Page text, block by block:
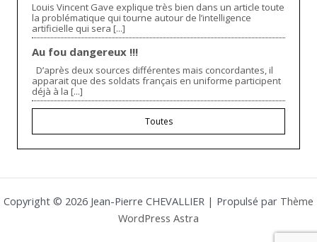
Louis Vincent Gave explique très bien dans un article toute
la problématique qui tourne autour de l’intelligence
artificielle qui sera [...]
Au fou dangereux !!!
D’après deux sources différentes mais concordantes, il
apparait que des soldats français en uniforme participent
déjà à la [...]
Toutes
Copyright © 2026 Jean-Pierre CHEVALLIER | Propulsé par Thème
WordPress Astra